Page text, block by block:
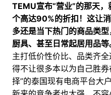
TEMU宣布“营业”的那天
个高达90%的折扣！这让
多还是当下热门的商品类
厨具、甚至日常起居用品等
主打低价性价比、品类齐
得不让很多本以为自己胜
择”的泰国现有电商平台大